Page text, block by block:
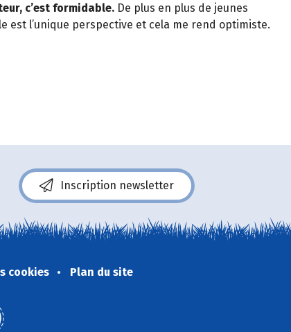
c’est formidable. De plus en plus de jeunes
est l’unique perspective et cela me rend optimiste.
Inscription newsletter
cookies Plan du site